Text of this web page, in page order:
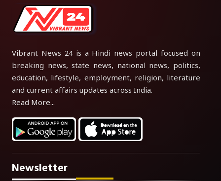
Vibrant News 24 is a Hindi news portal focused on
breaking news, state news, national news, politics,
education, lifestyle, employment, religion, literature
and current affairs updates across India.
Read More...
Newsletter